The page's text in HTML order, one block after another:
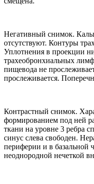
Негативный снимок.
отсутствуют. Контуры
Уплотнения в проекции
трахеобронхиальных
пищевода не
прослеживается.
Контрастный снимок.
формированием под ней
ткани на уровне 3 ребра
синус слева свободен.
периферии и в базальной
неоднородной нечеткой